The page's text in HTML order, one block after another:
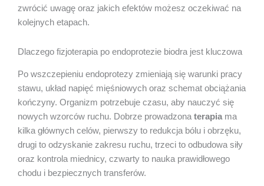
zwrócić uwagę oraz jakich efektów możesz oczekiwać na
kolejnych etapach.
Dlaczego fizjoterapia po endoprotezie biodra jest kluczowa
Po wszczepieniu endoprotezy zmieniają się warunki pracy
stawu, układ napięć mięśniowych oraz schemat obciążania
kończyny. Organizm potrzebuje czasu, aby nauczyć się
nowych wzorców ruchu. Dobrze prowadzona terapia ma
kilka głównych celów, pierwszy to redukcja bólu i obrzęku,
drugi to odzyskanie zakresu ruchu, trzeci to odbudowa siły
oraz kontrola miednicy, czwarty to nauka prawidłowego
chodu i bezpiecznych transferów.